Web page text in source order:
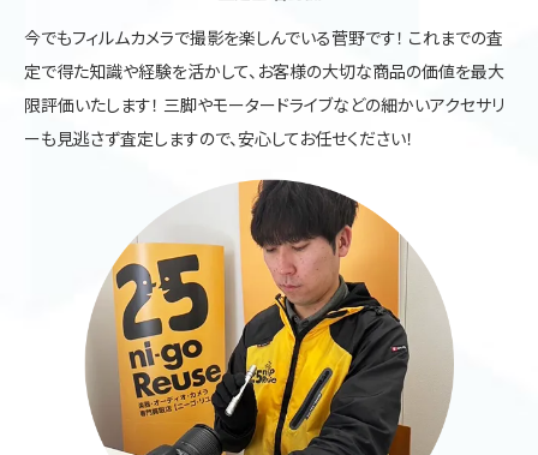
今でもフィルムカメラで撮影を楽しんでいる菅野です！ これまでの査
定で得た知識や経験を活かして、お客様の大切な商品の価値を最大
限評価いたします！ 三脚やモータードライブなどの細かいアクセサリ
ーも見逃さず査定しますので、安心してお任せください！